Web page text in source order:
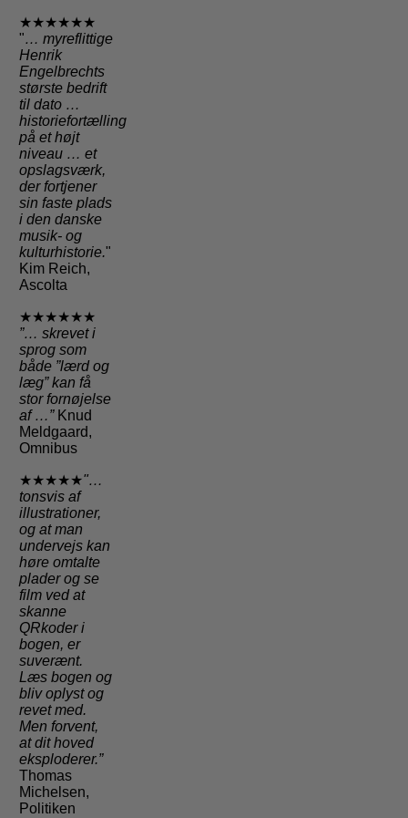
★★★★★★
"… myreflittige
Henrik
Engelbrechts
største bedrift
til dato …
historiefortælling
på et højt
niveau … et
opslagsværk,
der fortjener
sin faste plads
i den danske
musik- og
kulturhistorie."
Kim Reich,
Ascolta
★★★★★★
”… skrevet i
sprog som
både ”lærd og
læg” kan få
stor fornøjelse
af …”Knud
Meldgaard,
Omnibus
★★★★★"…
tonsvis af
illustrationer,
og at man
undervejs kan
høre omtalte
plader og se
film ved at
skanne
QRkoder i
bogen, er
suverænt.
Læs bogen og
bliv oplyst og
revet med.
Men forvent,
at dit hoved
eksploderer.”
Thomas
Michelsen,
Politiken